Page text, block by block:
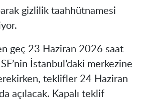
gizlilik taahhütnamesi
geç 23 Haziran 2026 saat
İstanbul’daki merkezine
teklifler 24 Haziran
açılacak. Kapalı teklif